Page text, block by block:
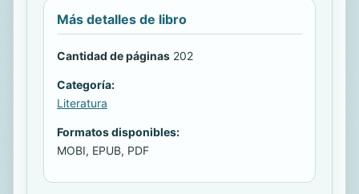
Más detalles de libro
Cantidad de páginas 202
Categoría:
Literatura
Formatos disponibles:
MOBI, EPUB, PDF